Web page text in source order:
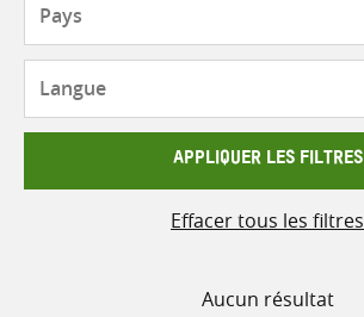
APPLIQUER LES FILTRES
Effacer tous les filtres
Aucun résultat